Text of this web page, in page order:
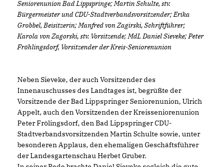
Seniorenunion Bad Lippspringe; Martin Schulte, stv.
Bürgermeister und CDU-Stadtverbandsvorsitzender; Erika
Grobbel, Beisitzerin; Manfred von Zagirski, Schriftführer;
Karola von Zagorski, stv. Vorsitzende; MdL Daniel Sieveke; Peter
Fröhlingsdorf, Vorsitzender der Kreis-Seniorenunion
Neben Sieveke, der auch Vorsitzender des
Innenauschusses des Landtages ist, begrüßte der
Vorsitzende der Bad Lippspringer Seniorenunion, Ulrich
Appelt, auch den Vorsitzenden der Kreisseniorenunion
Peter Frölingsdorf, den Bad Lippspringer CDU-
Stadtverbandsvorsitzenden Martin Schulte sowie, unter
besonderen Applaus, den ehemaligen Geschäftsführer
der Landesgartenschau Herbet Gruber.